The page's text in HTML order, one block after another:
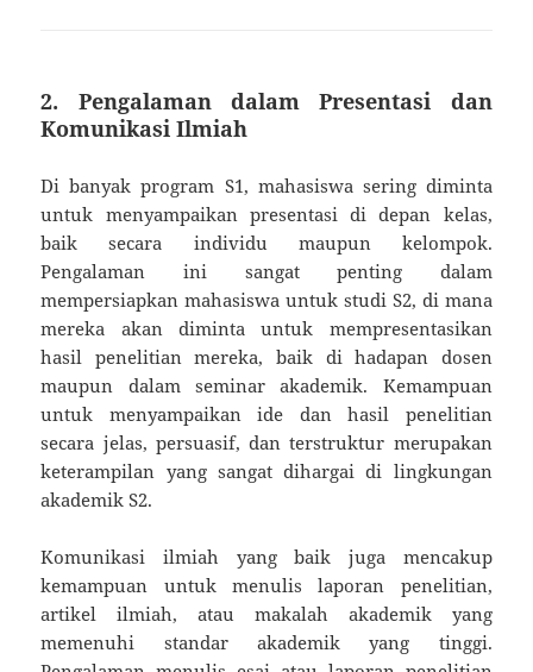
2. Pengalaman dalam Presentasi dan
Komunikasi Ilmiah
Di banyak program S1, mahasiswa sering diminta
untuk menyampaikan presentasi di depan kelas,
baik secara individu maupun kelompok.
Pengalaman ini sangat penting dalam
mempersiapkan mahasiswa untuk studi S2, di mana
mereka akan diminta untuk mempresentasikan
hasil penelitian mereka, baik di hadapan dosen
maupun dalam seminar akademik. Kemampuan
untuk menyampaikan ide dan hasil penelitian
secara jelas, persuasif, dan terstruktur merupakan
keterampilan yang sangat dihargai di lingkungan
akademik S2.
Komunikasi ilmiah yang baik juga mencakup
kemampuan untuk menulis laporan penelitian,
artikel ilmiah, atau makalah akademik yang
memenuhi standar akademik yang tinggi.